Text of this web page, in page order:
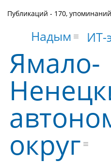
Публикаций - 170,
Ямало-
округ
ИТ-
Надым